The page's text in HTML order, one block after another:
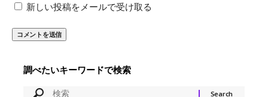
新しい投稿をメールで受け取る
調べたいキーワードで検索